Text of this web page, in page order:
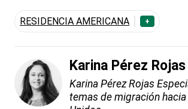
RESIDENCIA AMERICANA +
Karina Pérez Rojas
Karina Pérez Rojas
temas de migración